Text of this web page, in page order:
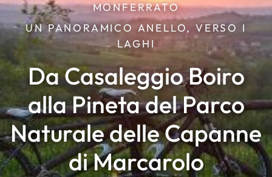
MONFERRATO
UN PANORAMICO ANELLO, VERSO I
LAGHI
Da Casaleggio Boiro
alla Pineta del Parco
Naturale delle Capanne
di Marcarolo